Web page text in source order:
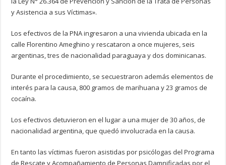
y Asistencia a sus Víctimas».
Los efectivos de la PNA ingresaron a una vivienda ubicada en la
calle Florentino Ameghino y rescataron a once mujeres, seis
argentinas, tres de nacionalidad paraguaya y dos dominicanas.
Durante el procedimiento, se secuestraron además elementos de
interés para la causa, 800 gramos de marihuana y 23 gramos de
cocaína.
Los efectivos detuvieron en el lugar a una mujer de 30 años, de
nacionalidad argentina, que quedó involucrada en la causa.
En tanto las víctimas fueron asistidas por psicólogas del Programa
de Rescate y Acompañamiento de Personas Damnificadas por el